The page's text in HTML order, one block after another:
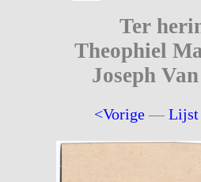
Ter
Theophiel
Joseph
<Vorige —Lijst